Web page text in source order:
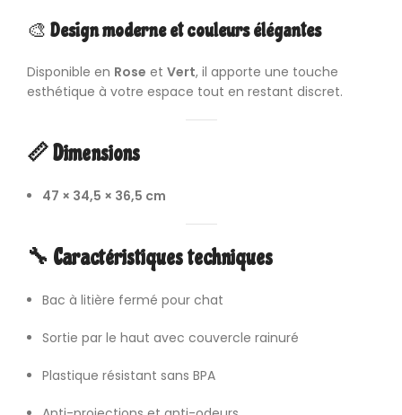
🎨 Design moderne et couleurs élégantes
Disponible en Rose et Vert, il apporte une touche
esthétique à votre espace tout en restant discret.
📏 Dimensions
47 × 34,5 × 36,5 cm
🔧 Caractéristiques techniques
Bac à litière fermé pour chat
Sortie par le haut avec couvercle rainuré
Plastique résistant sans BPA